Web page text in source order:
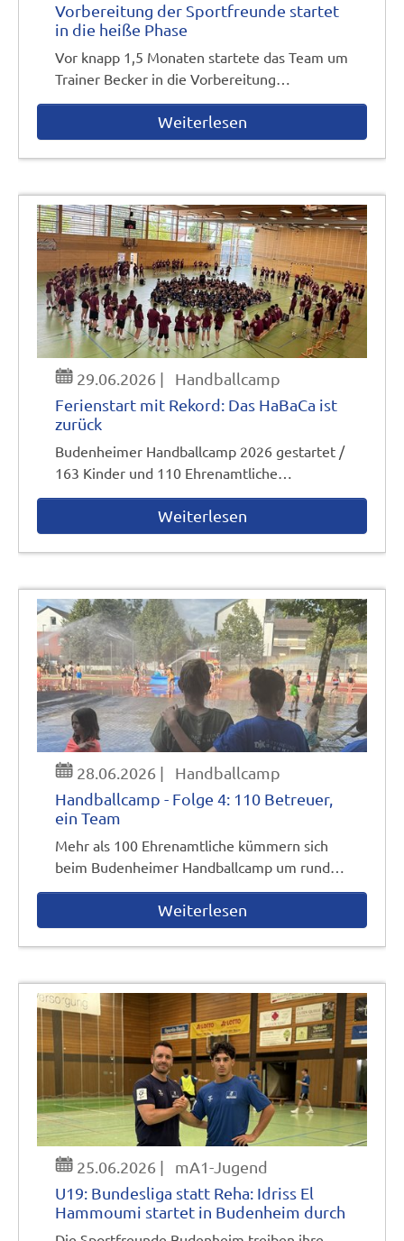
Vorbereitung der Sportfreunde startet
in die heiße Phase
Vor knapp 1,5 Monaten startete das Team um
Trainer Becker in die Vorbereitung…
Weiterlesen
29.06.2026 |
Handballcamp
Ferienstart mit Rekord: Das HaBaCa ist
zurück
Budenheimer Handballcamp 2026 gestartet /
163 Kinder und 110 Ehrenamtliche…
Weiterlesen
28.06.2026 |
Handballcamp
Handballcamp - Folge 4: 110 Betreuer,
ein Team
Mehr als 100 Ehrenamtliche kümmern sich
beim Budenheimer Handballcamp um rund…
Weiterlesen
25.06.2026 |
mA1-Jugend
U19: Bundesliga statt Reha: Idriss El
Hammoumi startet in Budenheim durch